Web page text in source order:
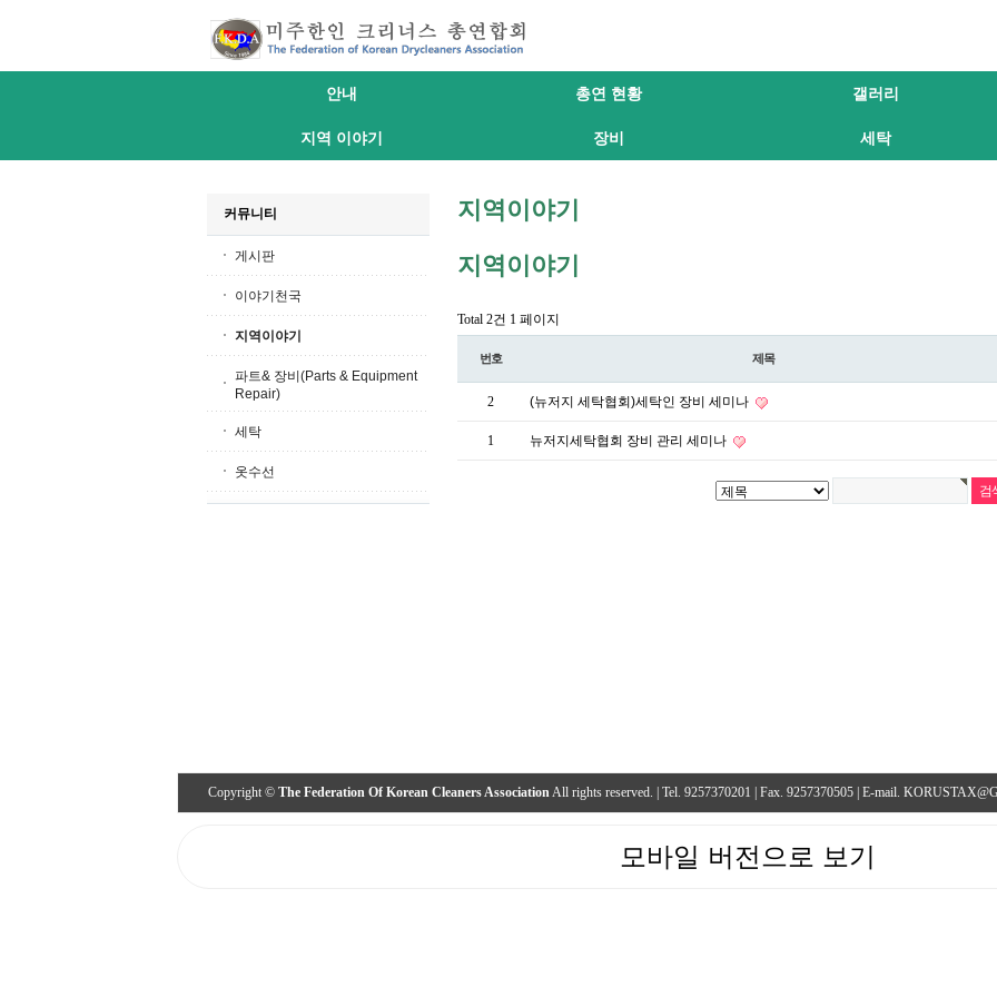
안내 총연 현황 갤러리
지역 이야기 장비 세탁
커뮤니티
게시판
이야기천국
지역이야기
파트& 장비(Parts & Equipment
Repair)
세탁
옷수선
지역이야기
지역이야기
Total 2건 1 페이지
번호 제목
2 (뉴저지 세탁협회)세탁인 장비 세미나
1 뉴저지세탁협회 장비 관리 세미나
Copyright © The Federation Of Korean Cleaners AssociationAll rights reserved. | Tel. 9257370201 | Fax. 9257370505 | E-mail.
모바일 버전으로 보기